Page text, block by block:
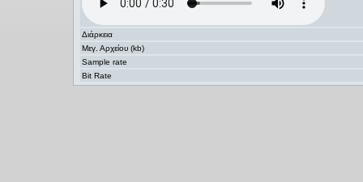
Διάρκεια
Μεγ. Αρχείου (kb)
Sample rate
Bit Rate